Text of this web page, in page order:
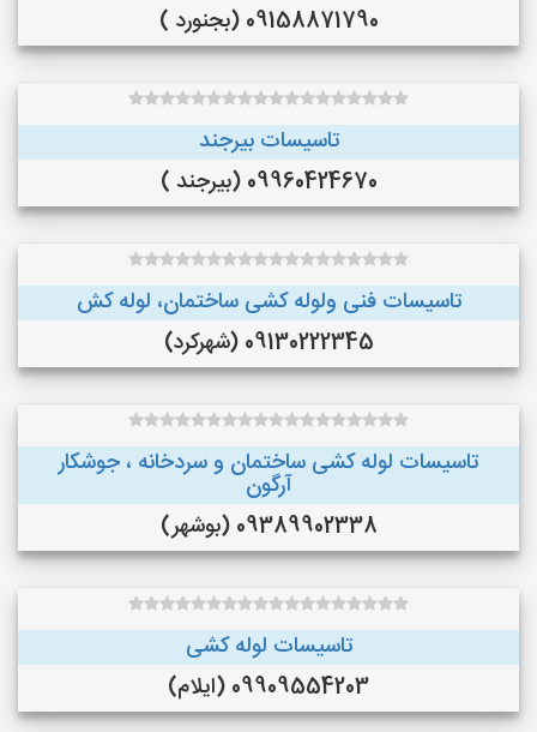
09158871790 (بجنورد )
تاسیسات بیرجند
09960424670 (بیرجند )
تاسیسات فنی ولوله کشی ساختمان، لوله کش
09130222345 (شهرکرد)
تاسیسات لوله کشی ساختمان و سردخانه ، جوشکار
آرگون
09389902338 (بوشهر)
تاسیسات لوله کشی
09909554203 (ایلام)